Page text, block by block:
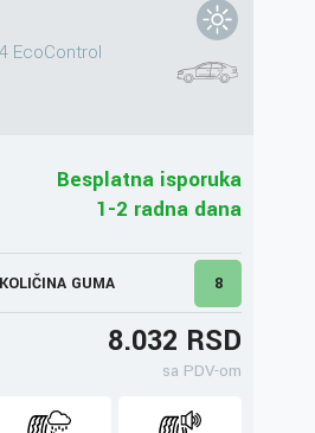
EcoControl
Besplatna isporuka
1-2 radna dana
GUMA 8
8.032 RSD
sa PDV-om